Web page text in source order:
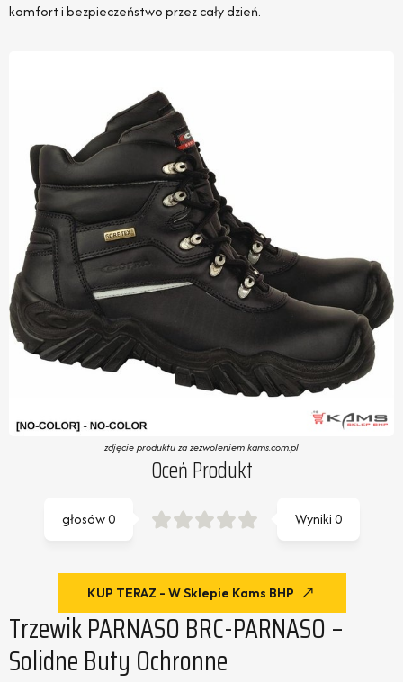
komfort i bezpieczeństwo przez cały dzień.
zdjęcie produktu za zezwoleniem kams.com.pl
Oceń Produkt
Wyniki0
głosów0
KUP TERAZ - W Sklepie Kams BHP
Trzewik PARNASO BRC-PARNASO –
Solidne Buty Ochronne